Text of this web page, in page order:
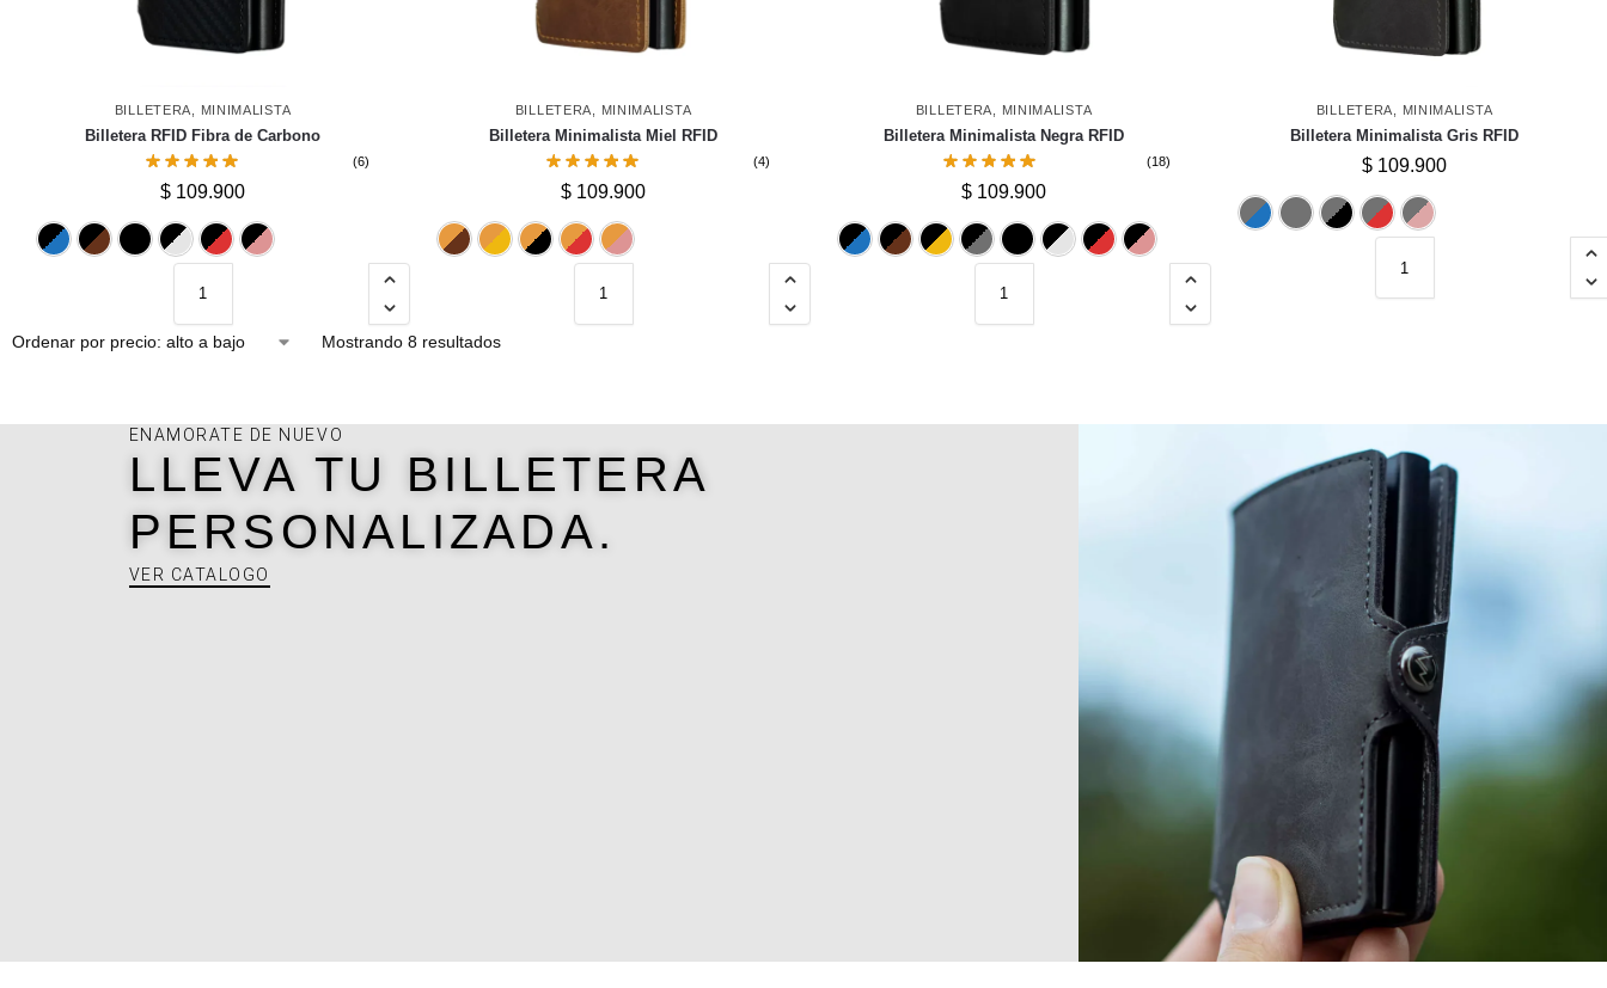
BILLETERA MINIMALISTA
Billetera RFID Fibra de Carbono
(6)
$ 109.900
Azul CafeNegro
BILLETERA MINIMALISTA
Billetera Minimalista Miel RFID
(4)
$ 109.900
CafeDorado
BILLETERA MINIMALISTA
Billetera Minimalista Negra RFID
(18)
$ 109.900
Azul CafeDorado
Gris Negro Rosado
BILLETERA MINIMALISTA
Billetera Minimalista Gris RFID
$ 109.900
Azul Gris
Mostrando 8 resultados
ENAMORATE DE NUEVO
LLEVA TU BILLETERA
PERSONALIZADA.
VER CATALOGO